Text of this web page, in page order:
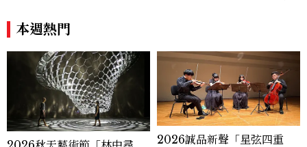
本週熱門
2026誠品新聲「星弦四重